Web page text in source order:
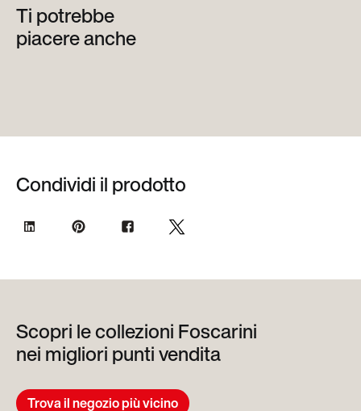
Ti potrebbe
piacere anche
Condividi il prodotto
Scopri le collezioni Foscarini
nei migliori punti vendita
Trova il negozio più vicino